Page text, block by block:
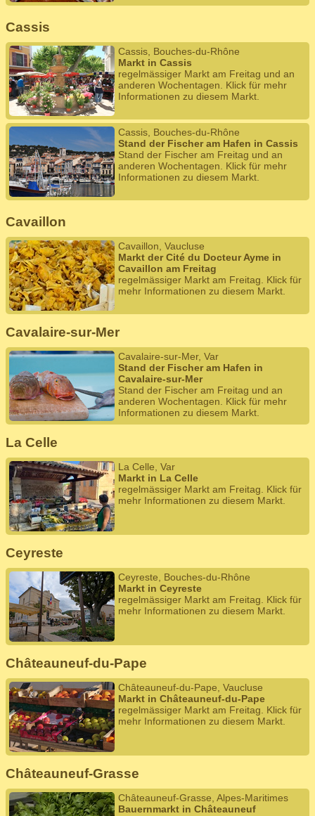
Cassis
Cassis, Bouches-du-Rhône
Markt in Cassis
regelmässiger Markt am Freitag und an
anderen Wochentagen. Klick für mehr
Informationen zu diesem Markt.
Cassis, Bouches-du-Rhône
Stand der Fischer am Hafen in Cassis
Stand der Fischer am Freitag und an
anderen Wochentagen. Klick für mehr
Informationen zu diesem Markt.
Cavaillon
Cavaillon, Vaucluse
Markt der Cité du Docteur Ayme in
Cavaillon am Freitag
regelmässiger Markt am Freitag. Klick für
mehr Informationen zu diesem Markt.
Cavalaire-sur-Mer
Cavalaire-sur-Mer, Var
Stand der Fischer am Hafen in
Cavalaire-sur-Mer
Stand der Fischer am Freitag und an
anderen Wochentagen. Klick für mehr
Informationen zu diesem Markt.
La Celle
La Celle, Var
Markt in La Celle
regelmässiger Markt am Freitag. Klick für
mehr Informationen zu diesem Markt.
Ceyreste
Ceyreste, Bouches-du-Rhône
Markt in Ceyreste
regelmässiger Markt am Freitag. Klick für
mehr Informationen zu diesem Markt.
Châteauneuf-du-Pape
Châteauneuf-du-Pape, Vaucluse
Markt in Châteauneuf-du-Pape
regelmässiger Markt am Freitag. Klick für
mehr Informationen zu diesem Markt.
Châteauneuf-Grasse
Châteauneuf-Grasse, Alpes-Maritimes
Bauernmarkt in Châteauneuf